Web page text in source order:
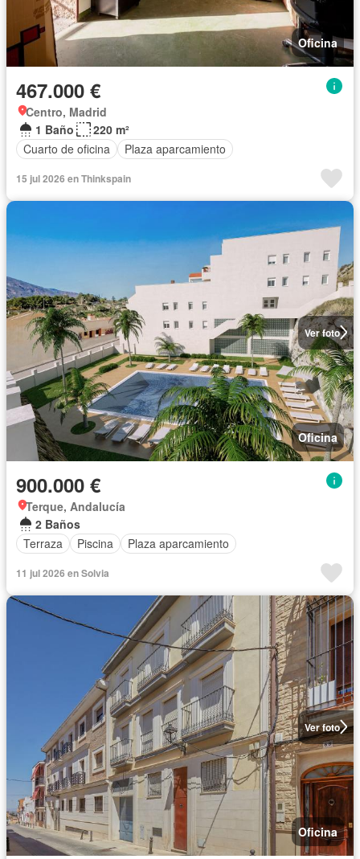
Oficina
467.000 €
Centro, Madrid
1 Baño
220 m²
Cuarto de oficina
Plaza aparcamiento
15 jul 2026 en Thinkspain
Ver foto
Oficina
900.000 €
Terque, Andalucía
2 Baños
Terraza
Piscina Plaza aparcamiento
11 jul 2026 en Solvia
Ver foto
Oficina